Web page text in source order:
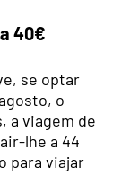
40€
se optar
o
a viagem de
lhe a 44
para viajar